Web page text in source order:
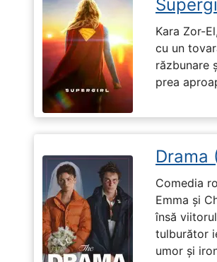
Kara Zor-
cu un
răzbunare
prea
Drama
Comedia
Emma și
însă
tulburător
umor și